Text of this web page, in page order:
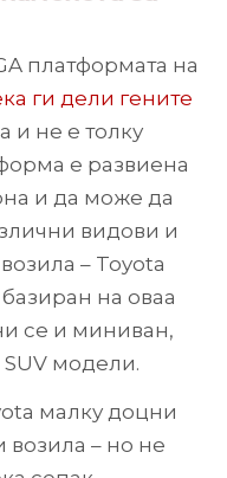
платформата на
ги дели гените
и не е толку
е развиена
и да може да
видови и
– Toyota
на оваа
се и миниван,
модели.
малку доцни
возила – но не